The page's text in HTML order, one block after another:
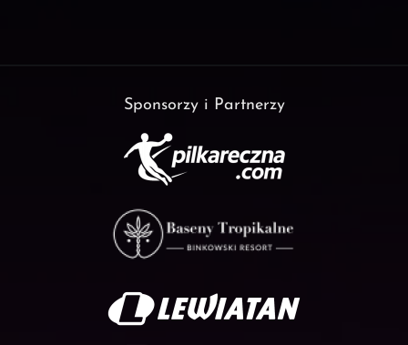
Sponsorzy i Partnerzy